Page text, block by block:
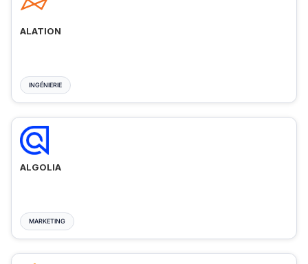
ALATION
INGÉNIERIE
ALGOLIA
MARKETING